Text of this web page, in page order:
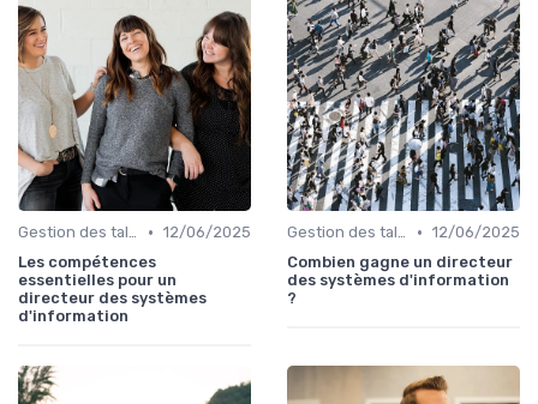
Gestion des talents IT • 12/06/2025
Les compétences
essentielles pour un
directeur des systèmes
d'information
Gestion des talents IT • 12/06/2025
Combien gagne un directeur
des systèmes d'information
?